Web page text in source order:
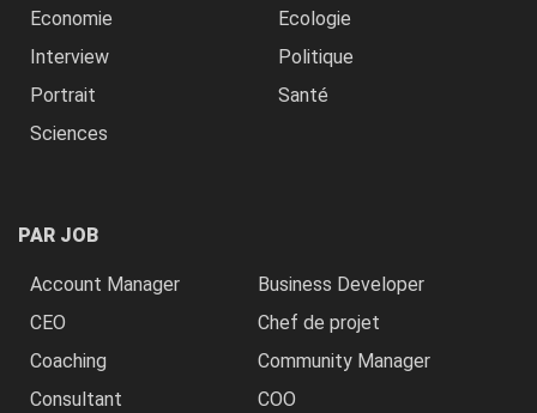
Economie
Ecologie
Interview
Politique
Portrait
Santé
Sciences
PAR JOB
Account Manager
Business Developer
CEO
Chef de projet
Coaching
Community Manager
Consultant
COO